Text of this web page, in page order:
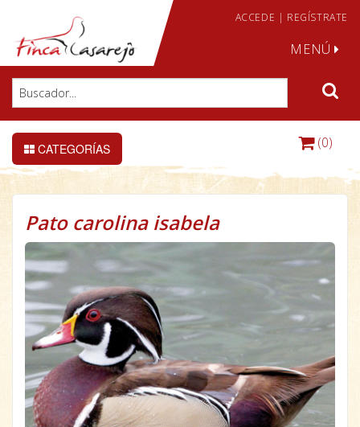
ACCEDE | REGÍSTRATE
MENÚ
CATEGORÍAS (0)
Pato carolina isabela